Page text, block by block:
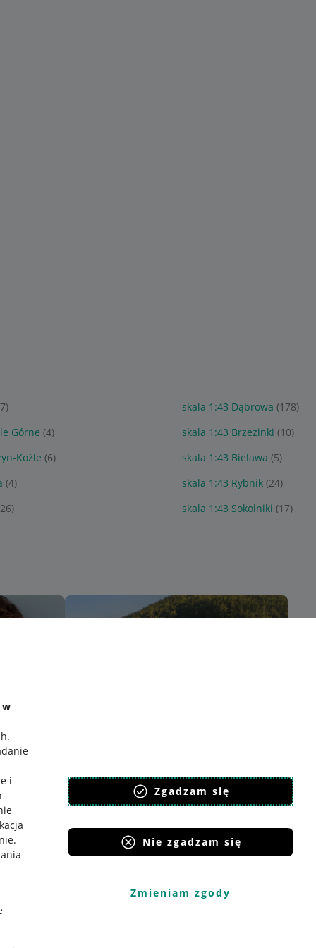
w
.
i
.
Zgadzam się
Nie zgadzam się
Zmieniam zgody
skala 1:43 Dąbrowa (178)
Górne (4) skala 1:43 Brzezinki (10)
Koźle (6) skala 1:43 Bielawa (5)
(4) skala 1:43 Rybnik (24)
skala 1:43 Sokolniki (17)